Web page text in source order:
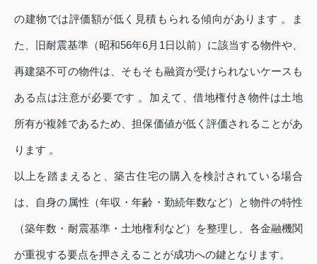
の建物では評価額が低く見積もられる傾向があります 。ま
た、旧耐震基準（昭和56年6月1日以前）に該当する物件や、
再建築不可の物件は、そもそも融資が受けられないケースも
ある点は注意が必要です 。加えて、借地権付き物件は土地
所有が複雑であるため、担保価値が低く評価されることがあ
ります 。
以上を踏まえると、築古住宅の購入を検討されている場合
は、自身の属性（年収・年齢・勤続年数など）と物件の特性
（築年数・耐震基準・土地権利など）を整理し、各金融機関
が重視する要点を押さえることが成功への鍵となります。